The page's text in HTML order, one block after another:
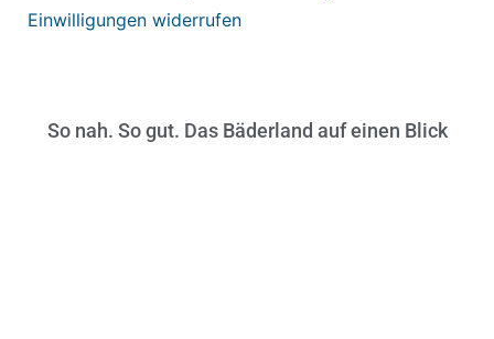
Einwilligungen widerrufen
So nah. So gut. Das Bäderland auf einen Blick